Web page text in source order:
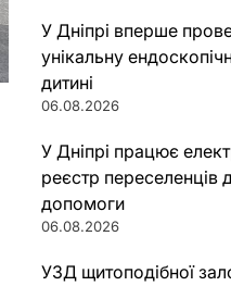
У Дніпрі вперше
унікальну
дитині
06.08.2026
У Дніпрі працює
реєстр переселенців
допомоги
06.08.2026
УЗД щитоподібної